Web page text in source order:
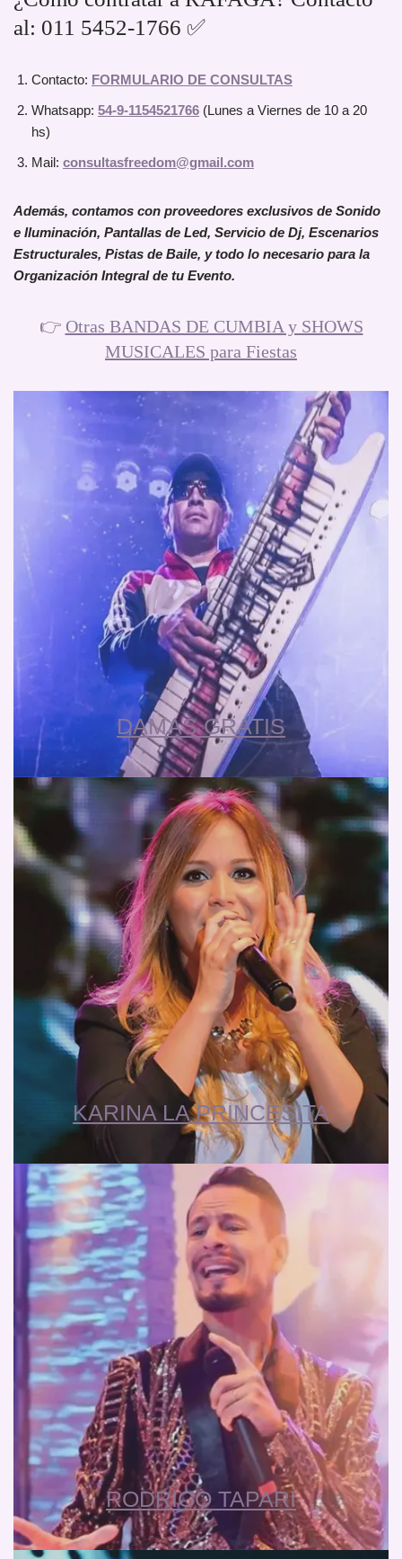
al: 011 5452-1766 ✅
Contacto: FORMULARIO DE CONSULTAS
Whatsapp: 54-9-1154521766 (Lunes a Viernes de 10 a 20
hs)
Mail: consultasfreedom@gmail.com
Además, contamos con proveedores exclusivos de Sonido
e Iluminación, Pantallas de Led, Servicio de Dj, Escenarios
Estructurales, Pistas de Baile, y todo lo necesario para la
Organización Integral de tu Evento.
👉 Otras BANDAS DE CUMBIA y SHOWS
MUSICALES para Fiestas
DAMAS GRATIS
KARINA LA PRINCESITA
RODRIGO TAPARI